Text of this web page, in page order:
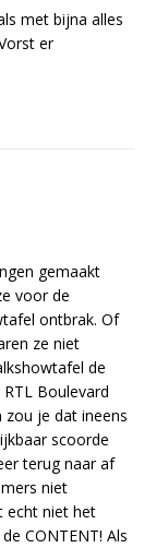
met bijna alles
er
gemaakt
voor de
ontbrak. Of
ze niet
de
Boulevard
je dat ineens
scoorde
terug naar af
niet
echt niet het
CONTENT! Als